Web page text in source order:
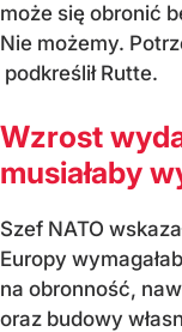
może się obronić
Nie możemy.
podkreślił Rutte.
Wzrost
musiałaby
Szef NATO
Europy
na obronność,
oraz budowy